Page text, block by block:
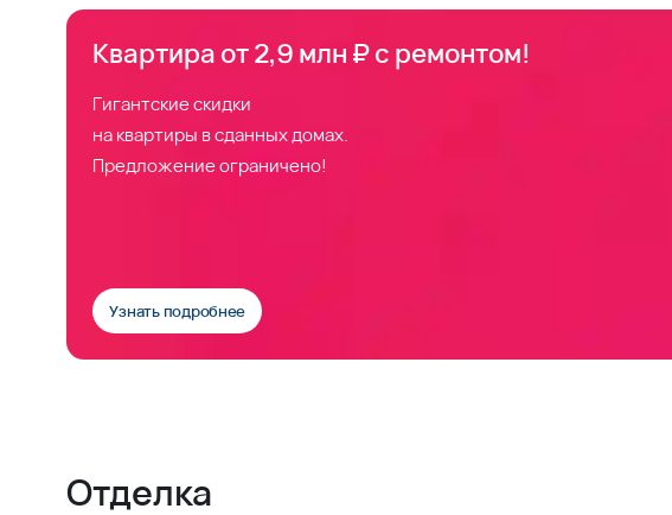
Квартира от 2,9 млн ₽ с ремонтом!
Гигантские скидки
на квартиры в сданных домах.
Предложение ограничено!
Узнать подробнее
Отделка